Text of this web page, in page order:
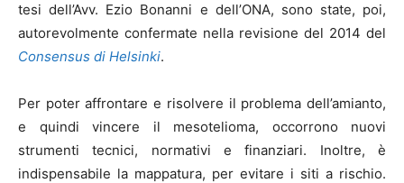
tesi dell’Avv. Ezio Bonanni e dell’ONA, sono state, poi,
autorevolmente confermate nella revisione del 2014 del
Consensus di Helsinki.
Per poter affrontare e risolvere il problema dell’amianto,
e quindi vincere il mesotelioma, occorrono nuovi
strumenti tecnici, normativi e finanziari. Inoltre, è
indispensabile la mappatura, per evitare i siti a rischio.